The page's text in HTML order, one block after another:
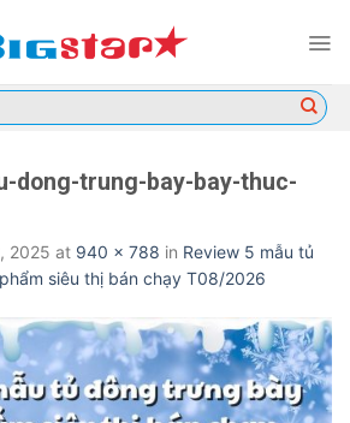
dong-trung-bay-bay-thuc-
2025 at 940 × 788 in Review 5 mẫu tủ
siêu thị bán chạy T08/2026